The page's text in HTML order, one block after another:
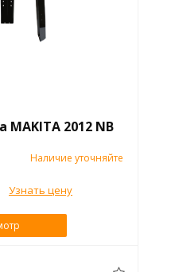
2012 NB
Наличие уточняйте
Узнать цену